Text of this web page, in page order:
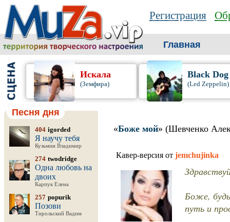
Регистрация
Главная
Искала
(Земфира)
Black Dog
(Led Zeppelin)
Песня дня
404 igorded
Я научу тебя
Кузьмин Владимир
274 twodridge
Одна любовь на
двоих
Карпук Елена
257 popurik
Позови
Тирольский Вадим
«Боже мой» (Шевченко
Кавер-версия от jemchujinka
Боже,
путь и